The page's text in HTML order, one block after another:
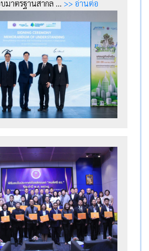
มาตรฐานสากล … >> อ่านต่อ